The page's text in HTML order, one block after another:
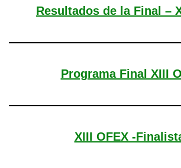
Resultados de la Final –
Programa Final XIII
XIII OFEX -